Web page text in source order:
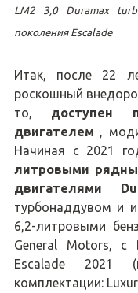
LM2 3,0 Duramax
поколения Escalade
Итак, после 22
роскошный
то, доступен
двигателем ,
Начиная с 2021
литровыми
двигателями
турбонаддувом и
6,2-литровыми
General Motors, с
Escalade 2021
комплектации: